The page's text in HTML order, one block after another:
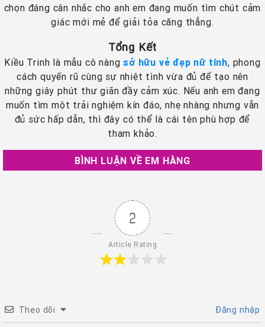
chọn đáng cân nhắc cho anh em đang muốn tìm chút cảm
giác mới mẻ để giải tỏa căng thẳng.
Tổng Kết
Kiều Trinh là mẫu cô nàngsở hữu vẻ đẹp nữ tính, phong
cách quyến rũ cùng sự nhiệt tình vừa đủ để tạo nên
những giây phút thư giãn đầy cảm xúc. Nếu anh em đang
muốn tìm một trải nghiệm kín đáo, nhẹ nhàng nhưng vẫn
đủ sức hấp dẫn, thì đây có thể là cái tên phù hợp để
tham khảo.
BÌNH LUẬN VỀ EM HÀNG
2
Article Rating
Theo dõi Đăng nhập